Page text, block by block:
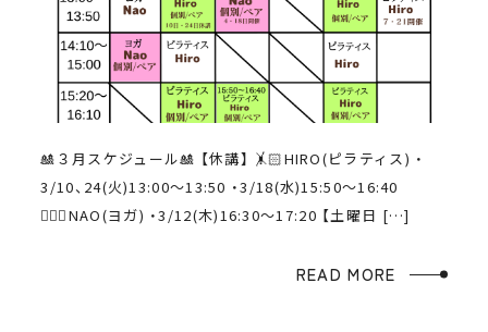
🎎３月スケジュール🎎 【休講】 🤸🏻HIRO(ピラティス) ・
3/10、24(火)13:00〜13:50 ・3/18(水)15:50〜16:40
🧘🏻‍♀️NAO(ヨガ) ・3/12(木)16:30〜17:20 【土曜日 […]
READ MORE